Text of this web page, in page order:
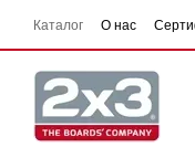
Перейти к основному
Каталог О нас
Пользовательское